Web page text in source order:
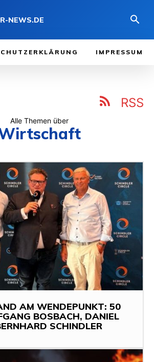
NEWS.DE
IMPRESSUM
RSS
Alle Themen über
AM WENDEPUNKT: 50
BOSBACH, DANIEL
SCHINDLER